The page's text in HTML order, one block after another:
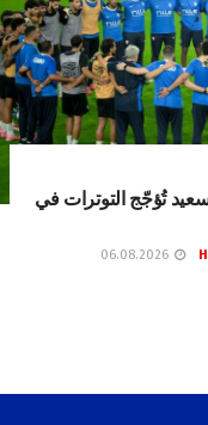
تُؤجّج التوترات في